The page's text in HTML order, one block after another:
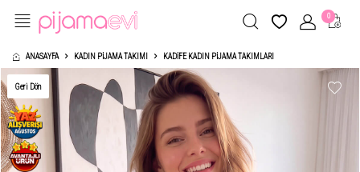
0
ANASAYFA KADIN PIJAMA TAKIMI KADIFE KADIN PIJAMA TAKIMLARI
Geri Dön